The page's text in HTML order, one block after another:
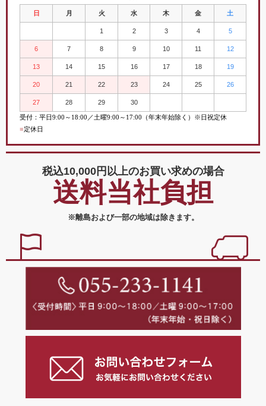
日 月 火 水 木 金 土
1 2 3 4 5
6 7 8 9 10 11 12
13 14 15 16 17 18 19
20 21 22 23 24 25 26
27 28 29 30
受付：平日9:00 ～ 18:00／土曜9:00 ～ 17:00（年末年始除く）※日祝定休
■定休日
税込10,000円以上のお買い求めの場合
送料当社負担
※離島および一部の地域は除きます。